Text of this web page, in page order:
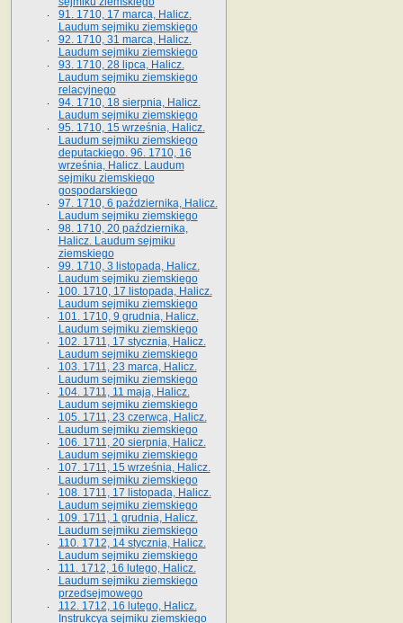
91. 1710, 17 marca, Halicz.
Laudum sejmiku ziemskiego
92. 1710, 31 marca, Halicz.
Laudum sejmiku ziemskiego
93. 1710, 28 lipca, Halicz.
Laudum sejmiku ziemskiego
relacyjnego
94. 1710, 18 sierpnia, Halicz.
Laudum sejmiku ziemskiego
95. 1710, 15 września, Halicz.
Laudum sejmiku ziemskiego
deputackiego. 96. 1710, 16
września, Halicz. Laudum
sejmiku ziemskiego
gospodarskiego
97. 1710, 6 października, Halicz.
Laudum sejmiku ziemskiego
98. 1710, 20 października,
Halicz. Laudum sejmiku
ziemskiego
99. 1710, 3 listopada, Halicz.
Laudum sejmiku ziemskiego
100. 1710, 17 listopada, Halicz.
Laudum sejmiku ziemskiego
101. 1710, 9 grudnia, Halicz.
Laudum sejmiku ziemskiego
102. 1711, 17 stycznia, Halicz.
Laudum sejmiku ziemskiego
103. 1711, 23 marca, Halicz.
Laudum sejmiku ziemskiego
104. 1711, 11 maja, Halicz.
Laudum sejmiku ziemskiego
105. 1711, 23 czerwca, Halicz.
Laudum sejmiku ziemskiego
106. 1711, 20 sierpnia, Halicz.
Laudum sejmiku ziemskiego
107. 1711, 15 września, Halicz.
Laudum sejmiku ziemskiego
108. 1711, 17 listopada, Halicz.
Laudum sejmiku ziemskiego
109. 1711, 1 grudnia, Halicz.
Laudum sejmiku ziemskiego
110. 1712, 14 stycznia, Halicz.
Laudum sejmiku ziemskiego
111. 1712, 16 lutego, Halicz.
Laudum sejmiku ziemskiego
przedsejmowego
112. 1712, 16 lutego, Halicz.
Instrukcya sejmiku ziemskiego